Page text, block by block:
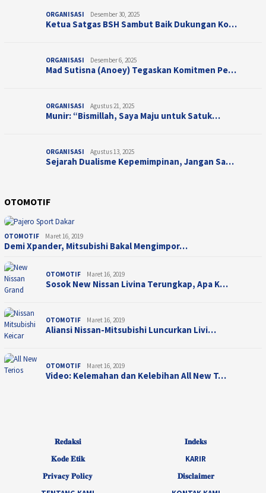
ORGANISASI Desember 30, 2025
Ketua Satgas BSH Sambut Baik Dukungan Ko…
ORGANISASI Desember 6, 2025
Mad Sutisna (Anoey) Tegaskan Komitmen Pe…
ORGANISASI Agustus 21, 2025
Munir: “Bismillah, Saya Maju untuk Satuk…
ORGANISASI Agustus 13, 2025
Sejarah Dualisme Kepemimpinan, Jangan Sa…
OTOMOTIF
OTOMOTIF Maret 16, 2019
Demi Xpander, Mitsubishi Bakal Mengimpor…
OTOMOTIF Maret 16, 2019
Sosok New Nissan Livina Terungkap, Apa K…
OTOMOTIF Maret 16, 2019
Aliansi Nissan-Mitsubishi Luncurkan Livi…
OTOMOTIF Maret 16, 2019
Video: Kelemahan dan Kelebihan All New T…
𝐑𝐞𝐝𝐚𝐤𝐬𝐢
𝐈𝐧𝐝𝐞𝐤𝐬
𝐊𝐨𝐝𝐞 𝐄𝐭𝐢𝐤
KARIR
𝐏𝐫𝐢𝐯𝐚𝐜𝐲 𝐏𝐨𝐥𝐢𝐜𝐲
𝐃𝐢𝐬𝐜𝐥𝐚𝐢𝐦𝐞𝐫